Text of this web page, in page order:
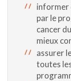
informer
par le
cancer
mieux
assurer
toutes